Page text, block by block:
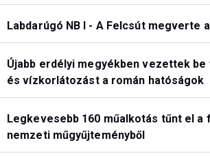
Labdarúgó NB I - A Felcsút megverte
Újabb erdélyi megyékben vezettek
és vízkorlátozást a román hatóságok
Legkevesebb 160 műalkotás tűnt el a
nemzeti műgyűjteményből